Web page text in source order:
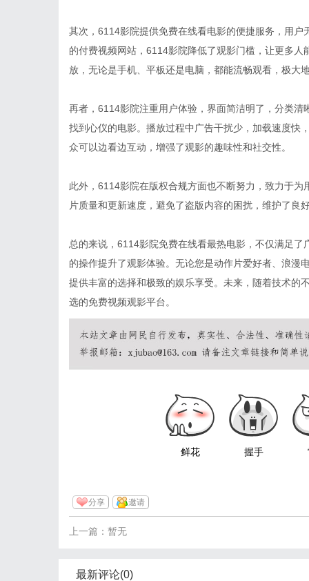
其次，6114影院提供免费在线看电影的便捷服务，用
的付费视频网站，6114影院降低了观影门槛，让更多
放，无论是手机、平板还是电脑，都能流畅观看，极大
再者，6114影院注重用户体验，界面简洁明了，分类
找到心仪的电影。播放过程中广告干扰少，加载速度快
众可以边看边互动，增强了观影的趣味性和社交性。
此外，6114影院在版权合规方面也不断努力，致力于
片质量和更新速度，避免了盗版内容的困扰，维护了良
总的来说，6114影院免费在线看最热电影，不仅满足
的操作提升了观影体验。无论您是动作片爱好者、浪漫
提供丰富的选择和极致的娱乐享受。未来，随着技术的
选的免费视频观影平台。
鲜花 握手
分享 邀请
上一篇：暂无
最新评论(0)